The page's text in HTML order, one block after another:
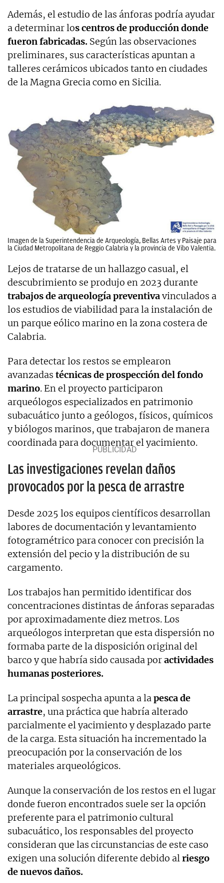
Además, el estudio de las ánforas podría ayudar
a determinar los centros de producción donde
fueron fabricadas. Según las observaciones
preliminares, sus características apuntan a
talleres cerámicos ubicados tanto en ciudades
de la Magna Grecia como en Sicilia.
Imagen de la Superintendencia de Arqueología, Bellas Artes y Paisaje para
la Ciudad Metropolitana de Reggio Calabria y la provincia de Vibo Valentia.
Lejos de tratarse de un hallazgo casual, el
descubrimiento se produjo en 2023 durante
trabajos de arqueología preventivavinculados a
los estudios de viabilidad para la instalación de
un parque eólico marino en la zona costera de
Calabria.
Para detectar los restos se emplearon
avanzadas técnicas de prospección del fondo
marino. En el proyecto participaron
arqueólogos especializados en patrimonio
subacuático junto a geólogos, físicos, químicos
y biólogos marinos, que trabajaron de manera
coordinada para documentar el yacimiento.
Las investigaciones revelan daños
provocados por la pesca de arrastre
Desde 2025 los equipos científicos desarrollan
labores de documentación y levantamiento
fotogramétrico para conocer con precisión la
extensión del pecio y la distribución de su
cargamento.
Los trabajos han permitido identificar dos
concentraciones distintas de ánforas separadas
por aproximadamente diez metros. Los
arqueólogos interpretan que esta dispersión no
formaba parte de la disposición original del
barco y que habría sido causada poractividades
humanas posteriores.
La principal sospecha apunta a lapesca de
arrastre, una práctica que habría alterado
parcialmente el yacimiento y desplazado parte
de la carga. Esta situación ha incrementado la
preocupación por la conservación de los
materiales arqueológicos.
Aunque la conservación de los restos en el lugar
donde fueron encontrados suele ser la opción
preferente para el patrimonio cultural
subacuático, los responsables del proyecto
consideran que las circunstancias de este caso
exigen una solución diferente debido alriesgo
de nuevos daños.